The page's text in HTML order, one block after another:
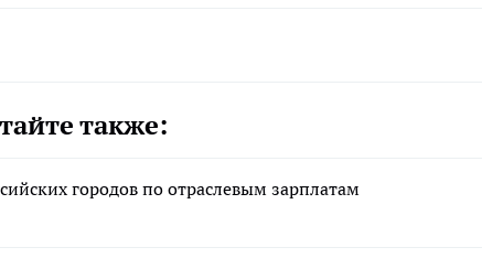
также:
городов по отраслевым зарплатам